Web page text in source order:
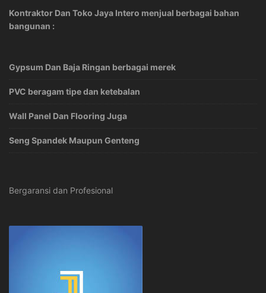
Kontraktor Dan Toko Jaya Intero menjual berbagai bahan
bangunan :
Gypsum Dan Baja Ringan berbagai merek
PVC beragam tipe dan ketebalan
Wall Panel Dan Flooring Juga
Seng Spandek Maupun Genteng
Bergaransi dan Profesional